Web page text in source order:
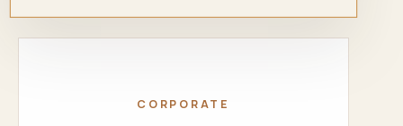
CORPORATE